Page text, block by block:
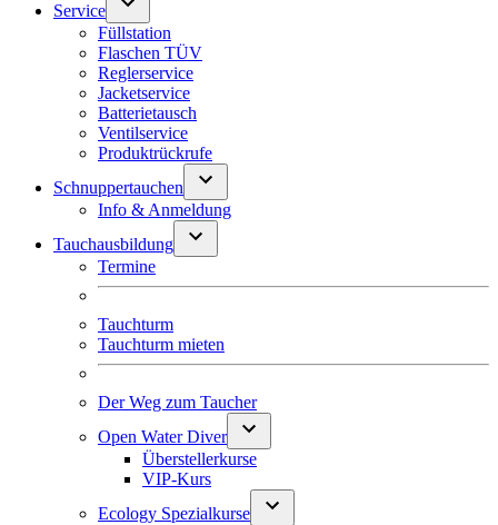
Service
Füllstation
Flaschen TÜV
Reglerservice
Jacketservice
Batterietausch
Ventilservice
Produktrückrufe
Schnuppertauchen
Info & Anmeldung
Tauchausbildung
Termine
Tauchturm
Tauchturm mieten
Der Weg zum Taucher
Open Water Diver
Überstellerkurse
VIP-Kurs
Ecology Spezialkurse